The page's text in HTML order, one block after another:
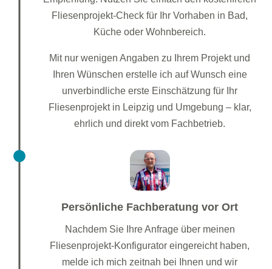
Fliesenprojekt-Check für Ihr Vorhaben in Bad,
Küche oder Wohnbereich.
Mit nur wenigen Angaben zu Ihrem Projekt und
Ihren Wünschen erstelle ich auf Wunsch eine
unverbindliche erste Einschätzung für Ihr
Fliesenprojekt in Leipzig und Umgebung – klar,
ehrlich und direkt vom Fachbetrieb.
Persönliche Fachberatung vor Ort
Nachdem Sie Ihre Anfrage über meinen
Fliesenprojekt-Konfigurator eingereicht haben,
melde ich mich zeitnah bei Ihnen und wir